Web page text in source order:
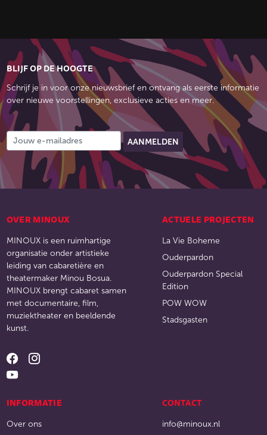
BLIJF OP DE HOOGTE
Schrijf je in voor onze nieuwsbrief en ontvang als eerste informatie
over nieuwe voorstellingen, exclusieve acties en meer.
OVER MINOUX
MINOUX is een ruimhartige
organisatie onder artistieke
leiding van cabaretière en
theatermaker Minou Bosua.
MINOUX brengt cabaret samen
met documentaire, film,
muziektheater en beeldende
kunst.
ACTUELE PROJECTEN
La Vie Boheme
Ouderpardon
Ouderpardon Special
Edition
POW WOW
Stadsgasten
INFORMATIE
Over ons
CONTACT
info@minoux.nl